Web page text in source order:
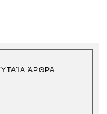
ΆΡΘΡΑ